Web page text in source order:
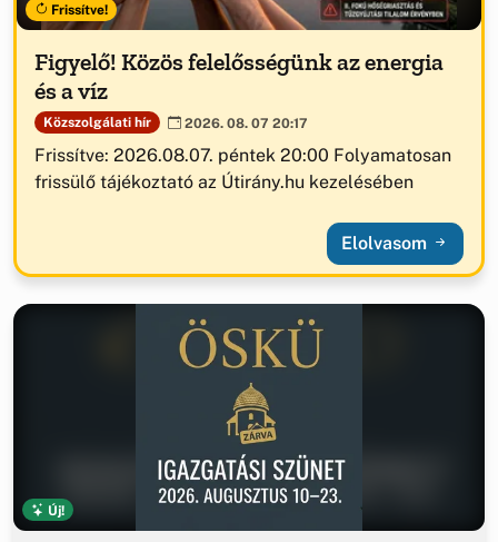
Frissítve!
Figyelő! Közös felelősségünk az energia
és a víz
Közszolgálati hír 2026. 08. 07 20:17
Frissítve: 2026.08.07. péntek 20:00 Folyamatosan
frissülő tájékoztató az Útirány.hu kezelésében
Elolvasom
Új!